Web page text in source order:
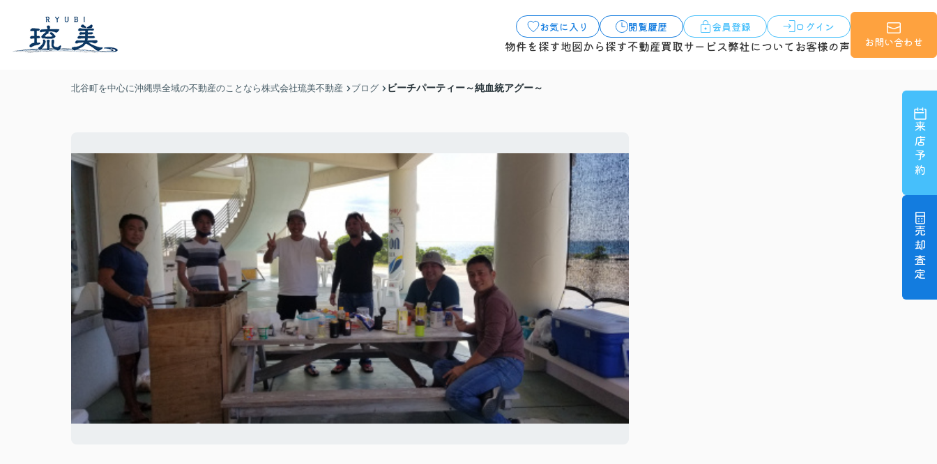
お気に入り 閲覧履歴 会員登録 ログイン
物件を探す地図から探す不動産買取サービス弊社について お客様の声 お問い合わせ
来店予約
売却査定
北谷町を中心に沖縄県全域の不動産のことなら株式会社琉美不動産 ブログ ビーチパーティー～純血統アグー～